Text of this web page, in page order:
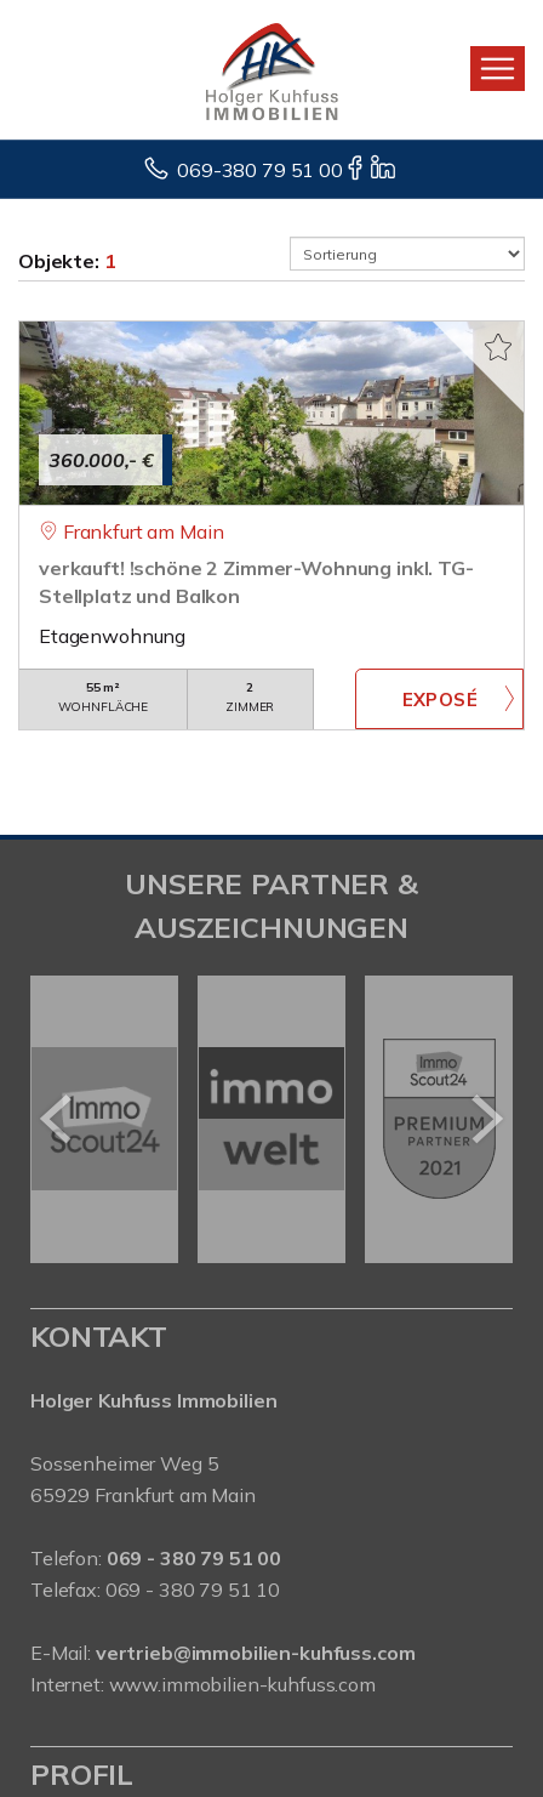
069-380 79 51 00
Objekte: 1
360.000,- €
Frankfurt am Main
verkauft! !schöne 2 Zimmer-Wohnung inkl. TG-
Stellplatz und Balkon
Etagenwohnung
55 m²
WOHNFLÄCHE
2
ZIMMER
UNSERE PARTNER &
AUSZEICHNUNGEN
KONTAKT
Holger Kuhfuss Immobilien
Sossenheimer Weg 5
65929 Frankfurt am Main
Telefon: 069 - 380 79 51 00
Telefax: 069 - 380 79 51 10
E-Mail: vertrieb@immobilien-kuhfuss.com
Internet: www.immobilien-kuhfuss.com
PROFIL